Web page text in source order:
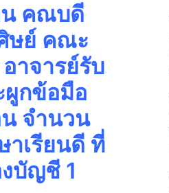
น คณบดี
ษย์ คณะ
าจารย์รับ
กข้อมือ
จำนวน
าเรียนดี ที่
บัญชี 1